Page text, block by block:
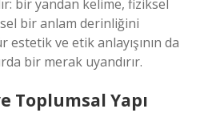
bir yandan kelime, fiziksel
bir anlam derinliğini
ve etik anlayışının da
bir merak uyandırır.
Toplumsal Yapı